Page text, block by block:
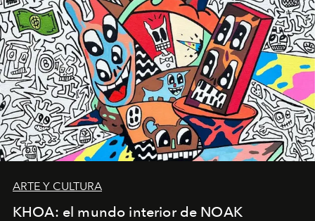
ARTE Y CULTURA
KHOA: el mundo interior de NOAK